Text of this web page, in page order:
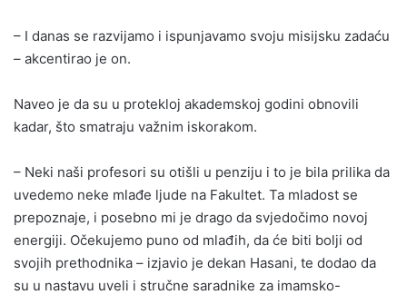
– I danas se razvijamo i ispunjavamo svoju misijsku zadaću
– akcentirao je on.
Naveo je da su u protekloj akademskoj godini obnovili
kadar, što smatraju važnim iskorakom.
– Neki naši profesori su otišli u penziju i to je bila prilika da
uvedemo neke mlađe ljude na Fakultet. Ta mladost se
prepoznaje, i posebno mi je drago da svjedočimo novoj
energiji. Očekujemo puno od mlađih, da će biti bolji od
svojih prethodnika – izjavio je dekan Hasani, te dodao da
su u nastavu uveli i stručne saradnike za imamsko-